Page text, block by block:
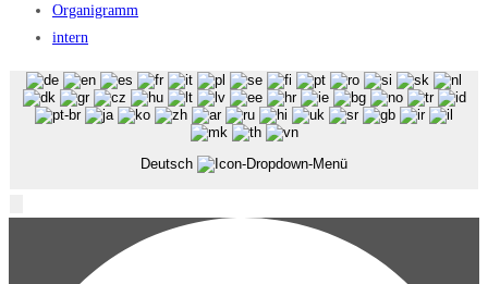
Organigramm
intern
Deutsch